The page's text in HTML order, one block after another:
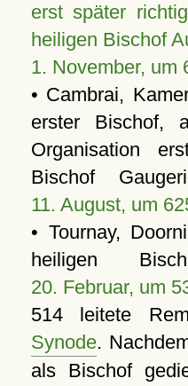
erst später
heiligen Bischof
1. November, um
• Cambrai,
erster Bischof,
Organisation
Bischof
11. August, um
• Tournay,
heiligen
20. Februar, um
514 leitete
Synode.
als Bischof